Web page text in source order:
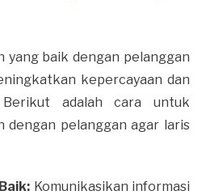
yang baik dengan pelanggan
kepercayaan dan
Berikut adalah cara untuk
dengan pelanggan agar laris
Komunikasikan informasi